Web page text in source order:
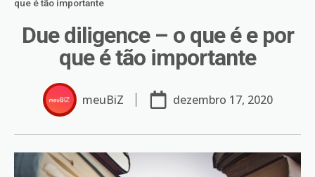
que é tão importante
Due diligence – o que é e por
que é tão importante
meuBiZ dezembro 17, 2020